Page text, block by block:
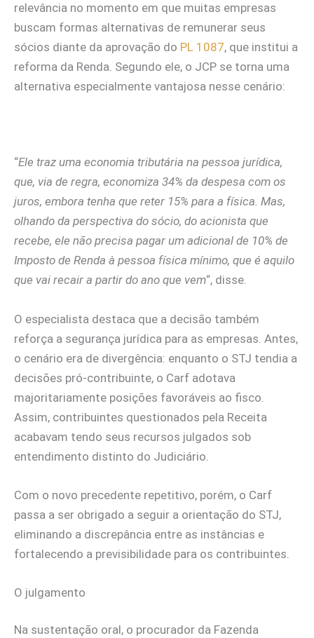
relevância no momento em que muitas empresas
buscam formas alternativas de remunerar seus
sócios diante da aprovação do PL 1087, que institui a
reforma da Renda. Segundo ele, o JCP se torna uma
alternativa especialmente vantajosa nesse cenário:
“Ele traz uma economia tributária na pessoa jurídica,
que, via de regra, economiza 34% da despesa com os
juros, embora tenha que reter 15% para a física. Mas,
olhando da perspectiva do sócio, do acionista que
recebe, ele não precisa pagar um adicional de 10% de
Imposto de Renda à pessoa física mínimo, que é aquilo
que vai recair a partir do ano que vem“, disse.
O especialista destaca que a decisão também
reforça a segurança jurídica para as empresas. Antes,
o cenário era de divergência: enquanto o STJ tendia a
decisões pró-contribuinte, o Carf adotava
majoritariamente posições favoráveis ao fisco.
Assim, contribuintes questionados pela Receita
acabavam tendo seus recursos julgados sob
entendimento distinto do Judiciário.
Com o novo precedente repetitivo, porém, o Carf
passa a ser obrigado a seguir a orientação do STJ,
eliminando a discrepância entre as instâncias e
fortalecendo a previsibilidade para os contribuintes.
O julgamento
Na sustentação oral, o procurador da Fazenda